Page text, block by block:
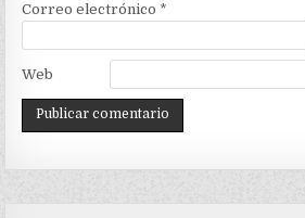
Correo electrónico *
Web